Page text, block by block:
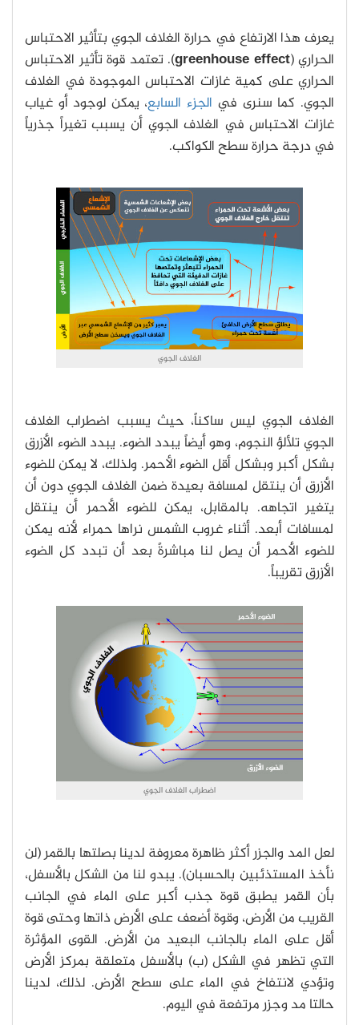
يعرف هذا الارتفاع في حرارة الغلاف الجوي بتأثير الاحتباس
الحراري (greenhouse effect). تعتمد قوة تأثير الاحتباس
الحراري على كمية غازات الاحتباس الموجودة في الغلاف
الجوي. كما سنرى في الجزء السابع، يمكن لوجود أو غياب
غازات الاحتباس في الغلاف الجوي أن يسبب تغيراً جذرياً
في درجة حرارة سطح الكواكب.
الغلاف الجوي
الغلاف الجوي ليس ساكناً، حيث يسبب اضطراب الغلاف
الجوي تلألؤ النجوم، وهو أيضاً يبدد الضوء. يبدد الضوء الأزرق
بشكل أكبر وبشكل أقل الضوء الأحمر. ولذلك، لا يمكن للضوء
الأزرق أن ينتقل لمسافة بعيدة ضمن الغلاف الجوي دون أن
يتغير اتجاهه. بالمقابل، يمكن للضوء الأحمر أن ينتقل
لمسافات أبعد. أثناء غروب الشمس نراها حمراء لأنه يمكن
للضوء الأحمر أن يصل لنا مباشرةً بعد أن تبدد كل الضوء
الأزرق تقريباً.
اضطراب الغلاف الجوي
لعل المد والجزر أكثر ظاهرة معروفة لدينا بصلتها بالقمر (لن
نأخذ المستذئبين بالحسبان). يبدو لنا من الشكل بالأسفل،
بأن القمر يطبق قوة جذب أكبر على الماء في الجانب
القريب من الأرض، وقوة أضعف على الأرض ذاتها وحتى قوة
أقل على الماء بالجانب البعيد من الأرض. القوى المؤثرة
التي تظهر في الشكل (ب) بالأسفل متعلقة بمركز الأرض
وتؤدي لانتفاخ في الماء على سطح الأرض. لذلك، لدينا
حالتا مد وجزر مرتفعة في اليوم.